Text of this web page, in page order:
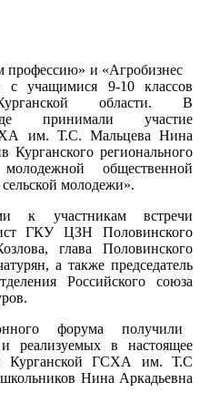
профессию» и «Агробизнес
с учащимися 9-10 классов
области. В
принимали участие
им. Т.С. Мальцева Нина
Курганского регионального
общественной
молодежи».
к участникам встречи
ГКУ ЦЗН Половинского
глава Половинского
а также председатель
Российского союза
форума получили
реализуемых в настоящее
Курганской ГСХА им. Т.С
Нина Аркадьевна